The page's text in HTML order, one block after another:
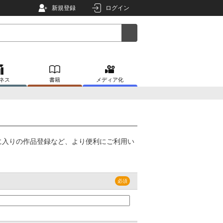
新規登録 ログイン
ス 書籍 メディア化
りの作品登録など、より便利にご利用い